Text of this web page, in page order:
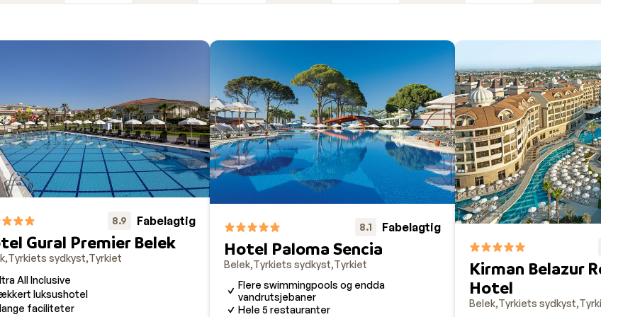
Belek
i Belek, hvor der er garanti for et uforglemmeligt ophold med
til Belek med rig mulighed for at finde det helt rigtige tilbud til
i Belek, bemærk dog venligst at guiden kun kan kontaktes
fra Antalya Lufthavn til Belek tager ca. 45 minutter, alt
8.9 Fabelagtig
Gural Premier Belek
Tyrkiets sydkyst Tyrkiet
All Inclusive
luksushotel
faciliteter
8.1 Fabelagtig
Hotel Paloma Sencia
Belek Tyrkiets sydkyst Tyrkiet
Flere swimmingpools og endda
vandrutsjebaner
Hele 5 restauranter
Kirman Belazur
Hotel
Belek Tyrkiets sydkyst Tyrkiet